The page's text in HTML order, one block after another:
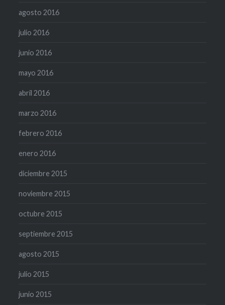
agosto 2016
julio 2016
junio 2016
mayo 2016
abril 2016
marzo 2016
febrero 2016
enero 2016
diciembre 2015
noviembre 2015
octubre 2015
septiembre 2015
agosto 2015
julio 2015
junio 2015